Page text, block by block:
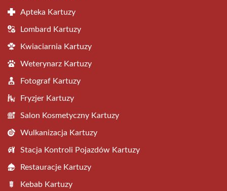
Apteka Kartuzy
Lombard Kartuzy
Kwiaciarnia Kartuzy
Weterynarz Kartuzy
Fotograf Kartuzy
Fryzjer Kartuzy
Salon Kosmetyczny Kartuzy
Wulkanizacja Kartuzy
Stacja Kontroli Pojazdów Kartuzy
Restauracje Kartuzy
Kebab Kartuzy